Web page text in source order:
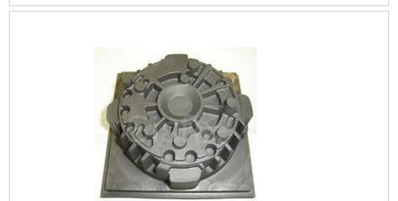
equipamentos a serem conectados
contratante.SAIBA MAIS SOBRE
COMO O PROCESSO OFERECE
DIVERSAS APLICAÇÕESO
comissionamento pode ser aplicado
tanto a novos empreendimentos
quanto a unidades e sistemas
existentes em processo de